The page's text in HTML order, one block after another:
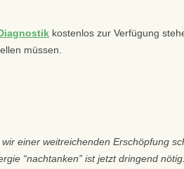
kostenlos zur Verfügung
müssen.
einer weitreichenden Erschöpfung
“nachtanken” ist jetzt dringend nötig.